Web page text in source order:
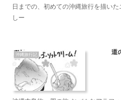
日までの、初めての沖縄旅行を描い
しー
沖縄旅行記 道